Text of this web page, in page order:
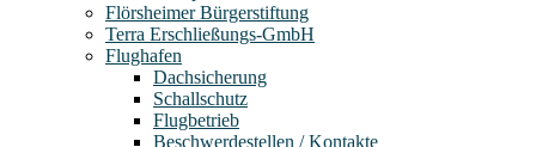
Flörsheimer Bürgerstiftung
Terra Erschließungs-GmbH
Flughafen
Dachsicherung
Schallschutz
Flugbetrieb
Beschwerdestellen / Kontakte